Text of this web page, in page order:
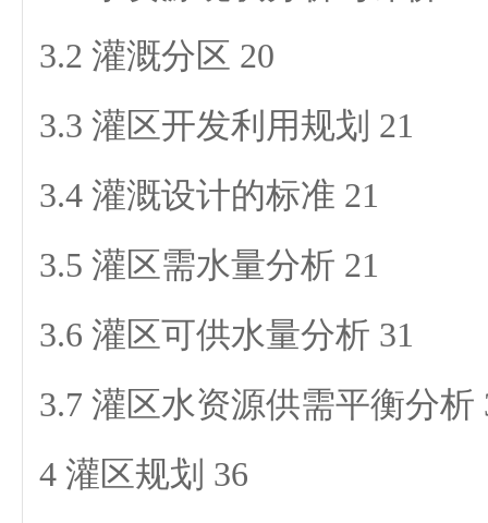
3.2 灌溉分区 20
3.3 灌区开发利用规划 21
3.4 灌溉设计的标准 21
3.5 灌区需水量分析 21
3.6 灌区可供水量分析 31
3.7 灌区水资源供需平衡分析
4 灌区规划 36